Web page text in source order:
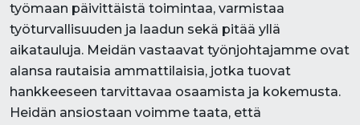
työmaan päivittäistä toimintaa, varmistaa
työturvallisuuden ja laadun sekä pitää yllä
aikatauluja. Meidän vastaavat työnjohtajamme ovat
alansa rautaisia ammattilaisia, jotka tuovat
hankkeeseen tarvittavaa osaamista ja kokemusta.
Heidän ansiostaan voimme taata, että